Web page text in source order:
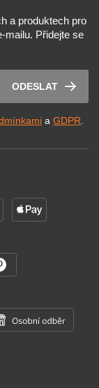
a produktech pro
mailu. Přidejte se
ODESLAT
a GDPR.